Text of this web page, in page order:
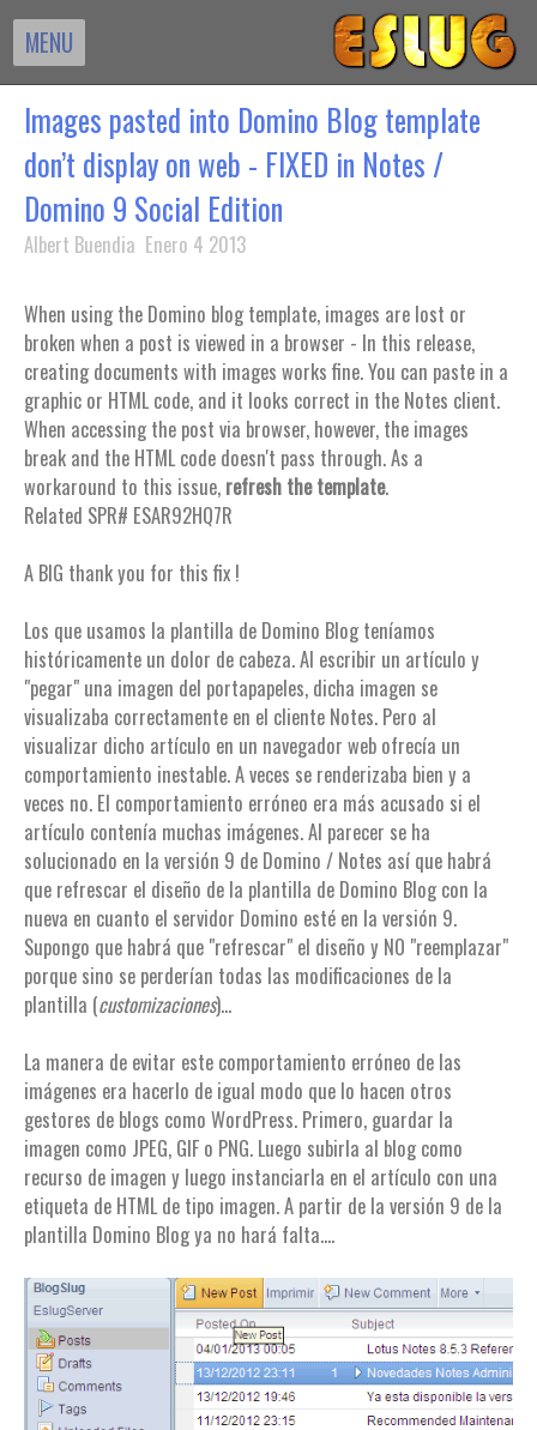
MENU
Images pasted into Domino Blog template
don’t display on web - FIXED in Notes /
Domino 9 Social Edition
Albert Buendia Enero 4 2013
When using the Domino blog template, images are lost or
broken when a post is viewed in a browser - In this release,
creating documents with images works fine. You can paste in a
graphic or HTML code, and it looks correct in the Notes client.
When accessing the post via browser, however, the images
break and the HTML code doesn't pass through. As a
workaround to this issue, refresh the template.
Related SPR# ESAR92HQ7R
A BIG thank you for this fix !
Los que usamos la plantilla de Domino Blog teníamos
históricamente un dolor de cabeza. Al escribir un artículo y
"pegar" una imagen del portapapeles, dicha imagen se
visualizaba correctamente en el cliente Notes. Pero al
visualizar dicho artículo en un navegador web ofrecía un
comportamiento inestable. A veces se renderizaba bien y a
veces no. El comportamiento erróneo era más acusado si el
artículo contenía muchas imágenes. Al parecer se ha
solucionado en la versión 9 de Domino / Notes así que habrá
que refrescar el diseño de la plantilla de Domino Blog con la
nueva en cuanto el servidor Domino esté en la versión 9.
Supongo que habrá que "refrescar" el diseño y NO "reemplazar"
porque sino se perderían todas las modificaciones de la
plantilla (customizaciones)...
La manera de evitar este comportamiento erróneo de las
imágenes era hacerlo de igual modo que lo hacen otros
gestores de blogs como WordPress. Primero, guardar la
imagen como JPEG, GIF o PNG. Luego subirla al blog como
recurso de imagen y luego instanciarla en el artículo con una
etiqueta de HTML de tipo imagen. A partir de la versión 9 de la
plantilla Domino Blog ya no hará falta....